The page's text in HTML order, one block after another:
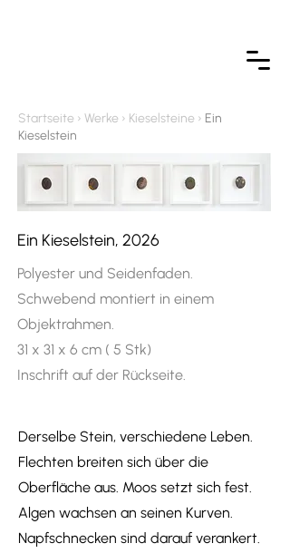
Startseite › Werke › Kieselsteine › Ein
Kieselstein
Ein Kieselstein, 2026
Polyester und Seidenfaden.
Schwebend montiert in einem
Objektrahmen.
31 x 31 x 6 cm ( 5 Stk)
Inschrift auf der Rückseite.
Derselbe Stein, verschiedene Leben.
Flechten breiten sich über die
Oberfläche aus. Moos setzt sich fest.
Algen wachsen an seinen Kurven.
Napfschnecken sind darauf verankert.